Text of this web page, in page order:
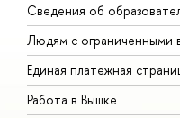
Сведения об
Людям с ограниченными
Единая платежная
Работа в Вышке